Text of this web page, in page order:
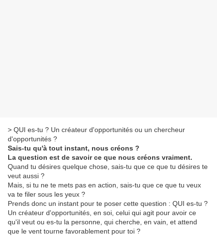
> QUI es-tu ? Un créateur d'opportunités ou un chercheur
d'opportunités ?
Sais-tu qu'à tout instant, nous créons ?
La question est de savoir ce que nous créons vraiment.
Quand tu désires quelque chose, sais-tu que ce que tu désires te
veut aussi ?
Mais, si tu ne te mets pas en action, sais-tu que ce que tu veux
va te filer sous les yeux ?
Prends donc un instant pour te poser cette question : QUI es-tu ?
Un créateur d'opportunités, en soi, celui qui agit pour avoir ce
qu'il veut ou es-tu la personne, qui cherche, en vain, et attend
que le vent tourne favorablement pour toi ?